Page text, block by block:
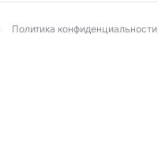
Политика конфиденциальности